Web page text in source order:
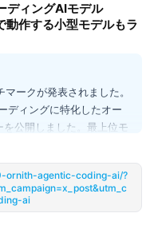
ディングAIモデル
動作する小型モデルもラ
ークが発表されました。
ディングに特化したオー
公開しました。最上位モ
以上の性能を持ちなが
デバイスでの動作も可能
けでなく、エージェント
」自体を学習できる設計
ィにおけるコーディング支
ornith-agentic-coding-ai/?
ai